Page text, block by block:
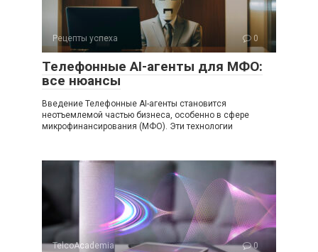
Рецепты успеха 0
Телефонные AI-агенты для МФО:
все нюансы
Введение Телефонные AI-агенты становится
неотъемлемой частью бизнеса, особенно в сфере
микрофинансирования (МФО). Эти технологии
TelcoAcademia 0